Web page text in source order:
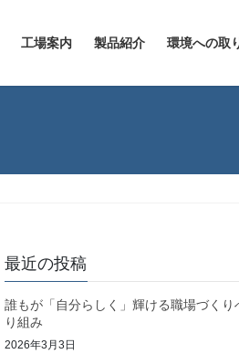
工場案内 製品紹介 環境への取
最近の投稿
誰もが「自分らしく」輝ける職場づくり
り組み
2026年3月3日